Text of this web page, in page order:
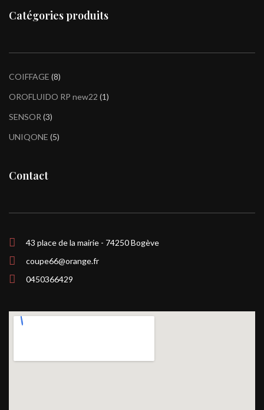
Catégories produits
COIFFAGE 8
OROFLUIDO RP new22 1
SENSOR 3
UNIQONE 5
Contact
43 place de la mairie - 74250 Bogève
coupe66@orange.fr
0450366429